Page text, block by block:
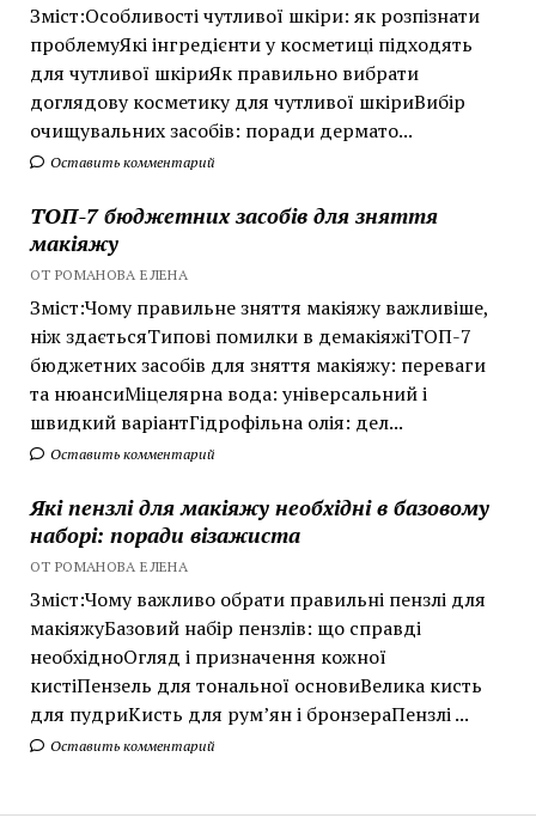
Зміст:Особливості чутливої шкіри: як розпізнати
проблемуЯкі інгредієнти у косметиці підходять
для чутливої шкіриЯк правильно вибрати
доглядову косметику для чутливої шкіриВибір
очищувальних засобів: поради дермато...
Оставить комментарий
ТОП-7 бюджетних засобів для зняття
макіяжу
ОТ РОМАНОВА ЕЛЕНА
Зміст:Чому правильне зняття макіяжу важливіше,
ніж здаєтьсяТипові помилки в демакіяжіТОП-7
бюджетних засобів для зняття макіяжу: переваги
та нюансиМіцелярна вода: універсальний і
швидкий варіантГідрофільна олія: дел...
Оставить комментарий
Які пензлі для макіяжу необхідні в базовому
наборі: поради візажиста
ОТ РОМАНОВА ЕЛЕНА
Зміст:Чому важливо обрати правильні пензлі для
макіяжуБазовий набір пензлів: що справді
необхідноОгляд і призначення кожної
кистіПензель для тональної основиВелика кисть
для пудриКисть для рум’ян і бронзераПензлі ...
Оставить комментарий